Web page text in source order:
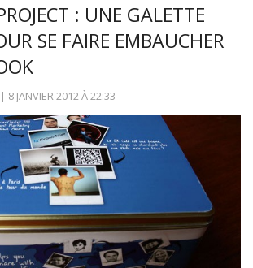
: UNE GALETTE
SE FAIRE EMBAUCHER
| 8 JANVIER 2012À22:33